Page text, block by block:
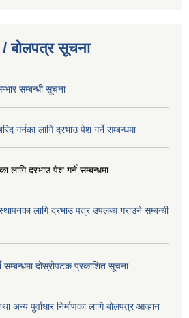
/ बोलपत्र सूचना
सम्बन्धी सूचना
गर्नका लागि दरभाउ पेश गर्ने सम्बन्धमा
लागि दरभाउ पेश गर्ने सम्बन्धमा
लागि दरभाउ पत्र उपलब्ध गराउने सम्बन्धी
सम्बन्धमा दोस्रोपटक प्रकाशित सूचना
अन्य पुर्वाधार निर्माणका लागि बोलपत्र आव्हान